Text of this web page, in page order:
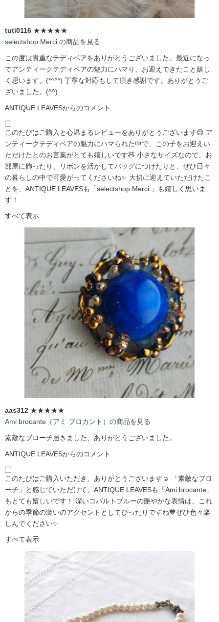
tuti0116 ★★★★★
selectshop Merci.の商品を見る
この度は貴重なテディベアをありがとうございました。最近になっ
てアンティークテディベアの魅力にハマり、お迎えできたこと嬉し
く思います。(*^^*) 丁寧な対応もして頂き感謝です。ありがとうご
ざいました。(^^)
ANTIQUE LEAVESからのコメント
このたびはご購入と心温まるレビューをありがとうございます😊 ア
ンティークテディベアの魅力にハマられた中で、この子をお迎えい
ただけたとのお言葉がとても嬉しいです🧸 小さなサイズなので、お
部屋に飾ったり、リボンを活かしてバッグにつけたりと、ぜひ日々
の暮らしの中で可愛がってくださいね✨ 大切に迎えていただけたこ
とを、ANTIQUE LEAVESも「selectshop Merci.」も嬉しく思いま
す！
すべて表示
aas312 ★★★★★
Ami brocante（アミ ブロカント）の商品を見る
素敵なブローチ届きました、ありがとうございました。
ANTIQUE LEAVESからのコメント
このたびはご購入いただき、ありがとうございます☺️ 「素敵なブロ
ーチ」と感じていただけて、ANTIQUE LEAVESも「Ami brocante」
もとても嬉しいです！ 深いコバルトブルーの艶やかな表情は、これ
からの季節の装いのアクセントとしてぴったりですね💙ぜひ色々楽
しんでください✨
すべて表示